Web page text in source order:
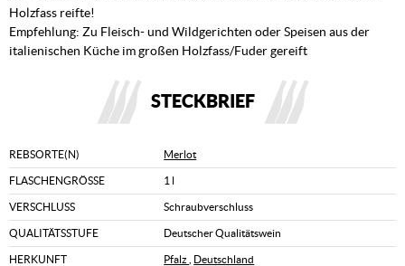
Holzfass reifte!
Empfehlung: Zu Fleisch- und Wildgerichten oder Speisen aus der
italienischen Küche im großen Holzfass/Fuder gereift
STECKBRIEF
REBSORTE(N) Merlot
FLASCHENGRÖSSE 1 l
VERSCHLUSS Schraubverschluss
QUALITÄTSSTUFE Deutscher Qualitätswein
HERKUNFT Pfalz Deutschland